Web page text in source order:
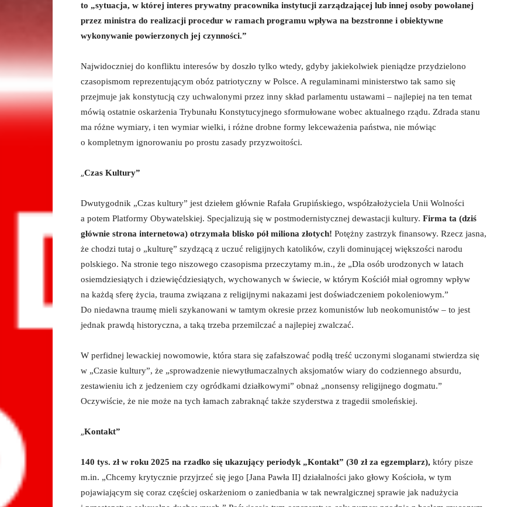
to „sytuacja, w której interes prywatny pracownika instytucji zarządzającej lub innej osoby powołanej
przez ministra do realizacji procedur w ramach programu wpływa na bezstronne i obiektywne
wykonywanie powierzonych jej czynności.”
Najwidoczniej do konfliktu interesów by doszło tylko wtedy, gdyby jakiekolwiek pieniądze przydzielono
czasopismom reprezentującym obóz patriotyczny w Polsce. A regulaminami ministerstwo tak samo się
przejmuje jak konstytucją czy uchwalonymi przez inny skład parlamentu ustawami – najlepiej na ten temat
mówią ostatnie oskarżenia Trybunału Konstytucyjnego sformułowane wobec aktualnego rządu. Zdrada stanu
ma różne wymiary, i ten wymiar wielki, i różne drobne formy lekceważenia państwa, nie mówiąc
o kompletnym ignorowaniu po prostu zasady przyzwoitości.
„Czas Kultury”
Dwutygodnik „Czas kultury” jest dziełem głównie Rafała Grupińskiego, współzałożyciela Unii Wolności
a potem Platformy Obywatelskiej. Specjalizują się w postmodernistycznej dewastacji kultury. Firma ta (dziś
głównie strona internetowa) otrzymała blisko pół miliona złotych! Potężny zastrzyk finansowy. Rzecz jasna,
że chodzi tutaj o „kulturę” szydzącą z uczuć religijnych katolików, czyli dominującej większości narodu
polskiego. Na stronie tego niszowego czasopisma przeczytamy m.in., że „Dla osób urodzonych w latach
osiemdziesiątych i dziewięćdziesiątych, wychowanych w świecie, w którym Kościół miał ogromny wpływ
na każdą sferę życia, trauma związana z religijnymi nakazami jest doświadczeniem pokoleniowym.”
Do niedawna traumę mieli szykanowani w tamtym okresie przez komunistów lub neokomunistów – to jest
jednak prawdą historyczna, a taką trzeba przemilczać a najlepiej zwalczać.
W perfidnej lewackiej nowomowie, która stara się zafałszować podłą treść uczonymi sloganami stwierdza się
w „Czasie kultury”, że „sprowadzenie niewytłumaczalnych aksjomatów wiary do codziennego absurdu,
zestawieniu ich z jedzeniem czy ogródkami działkowymi” obnaż „nonsensy religijnego dogmatu.”
Oczywiście, że nie może na tych łamach zabraknąć także szyderstwa z tragedii smoleńskiej.
„Kontakt”
140 tys. zł w roku 2025 na rzadko się ukazujący periodyk „Kontakt” (30 zł za egzemplarz), który pisze
m.in. „Chcemy krytycznie przyjrzeć się jego [Jana Pawła II] działalności jako głowy Kościoła, w tym
pojawiającym się coraz częściej oskarżeniom o zaniedbania w tak newralgicznej sprawie jak nadużycia